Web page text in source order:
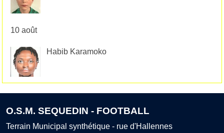
10 août
Habib Karamoko
O.S.M. SEQUEDIN - FOOTBALL
Terrain Municipal synthétique - rue d'Hallennes